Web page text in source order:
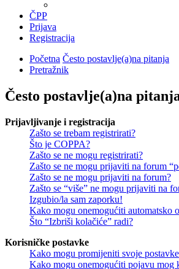
ČPP
Prijava
Registracija
Početna Često postavlje(a)na pitanja
Pretražnik
Često postavlje(a)na
Prijavljivanje i registracija
Zašto se trebam registrirati?
Što je COPPA?
Zašto se ne mogu registrirati?
Zašto se ne mogu prijaviti na forum
Zašto se ne mogu prijaviti na forum?
Zašto se “više” ne mogu prijaviti na
Izgubio/la sam zaporku!
Kako mogu onemogućiti automatsko
Što “Izbriši kolačiće” radi?
Korisničke postavke
Kako mogu promijeniti svoje
Kako mogu onemogućiti pojavu mog